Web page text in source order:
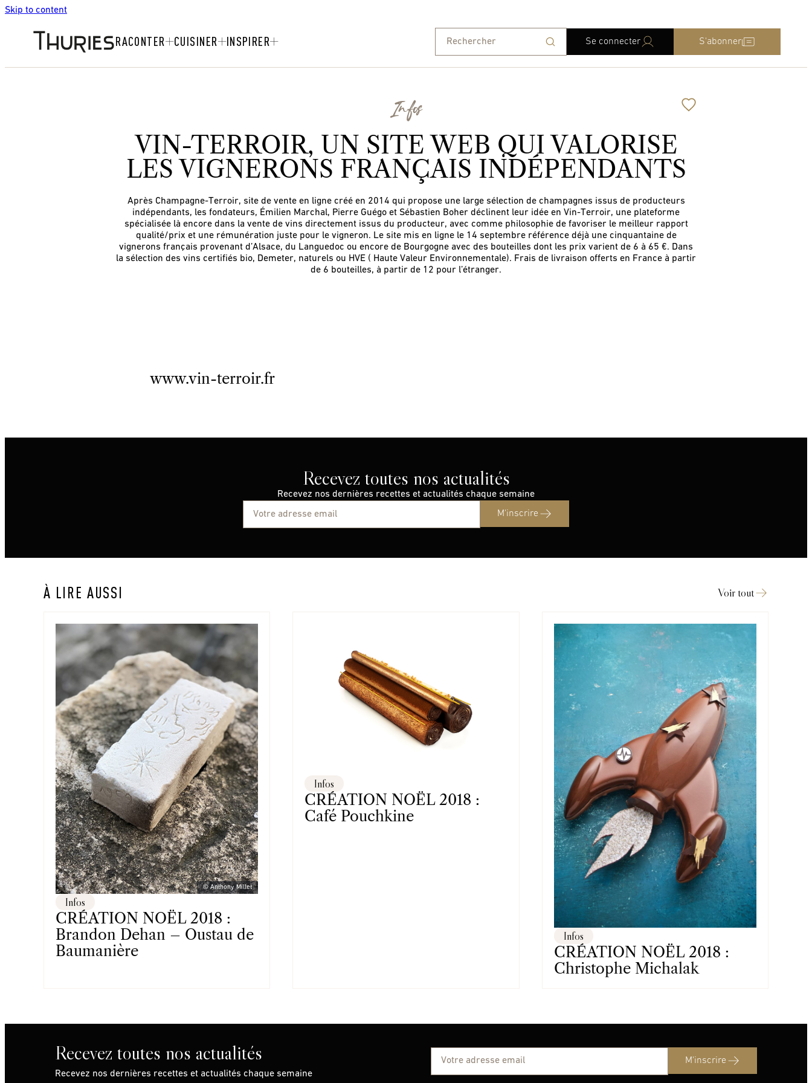
Skip to content
RACONTER CUISINER INSPIRER Se connecter S'abonner
Infos
VIN-TERROIR, UN SITE WEB QUI VALORISE
LES VIGNERONS FRANÇAIS INDÉPENDANTS
Après Champagne-Terroir, site de vente en ligne créé en 2014 qui propose une large sélection de champagnes issus de producteurs
indépendants, les fondateurs, Émilien Marchal, Pierre Guégo et Sébastien Boher déclinent leur idée en Vin-Terroir, une plateforme
spécialisée là encore dans la vente de vins directement issus du producteur, avec comme philosophie de favoriser le meilleur rapport
qualité/prix et une rémunération juste pour le vigneron. Le site mis en ligne le 14 septembre référence déjà une cinquantaine de
vignerons français provenant d’Alsace, du Languedoc ou encore de Bourgogne avec des bouteilles dont les prix varient de 6 à 65 €. Dans
la sélection des vins certifiés bio, Demeter, naturels ou HVE ( Haute Valeur Environnementale). Frais de livraison offerts en France à partir
de 6 bouteilles, à partir de 12 pour l’étranger.
www.vin-terroir.fr
Recevez toutes nos actualités
Recevez nos dernières recettes et actualités chaque semaine
M'inscrire
À LIRE AUSSI Voir tout
© Anthony Millet
Infos
CRÉATION NOËL 2018 :
Brandon Dehan – Oustau de
Baumanière
Infos
CRÉATION NOËL 2018 :
Café Pouchkine
Infos
CRÉATION NOËL 2018 :
Christophe Michalak
Recevez toutes nos actualités
Recevez nos dernières recettes et actualités chaque semaine
M'inscrire